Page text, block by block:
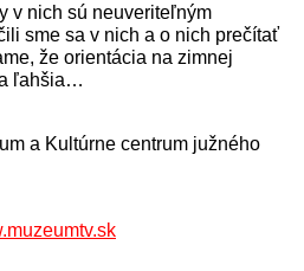
v nich sú neuveriteľným
sme sa v nich a o nich prečítať
že orientácia na zimnej
ľahšia…
a Kultúrne centrum južného